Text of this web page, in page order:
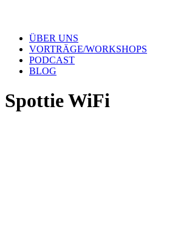
ÜBER UNS
VORTRÄGE/WORKSHOPS
PODCAST
BLOG
Spottie WiFi